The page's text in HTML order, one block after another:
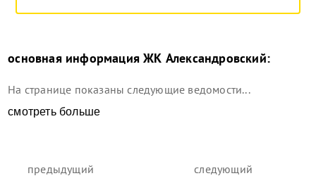
основная информация ЖК Александровский:
На странице показаны следующие ведомости...
смотреть больше
предыдущий следующий